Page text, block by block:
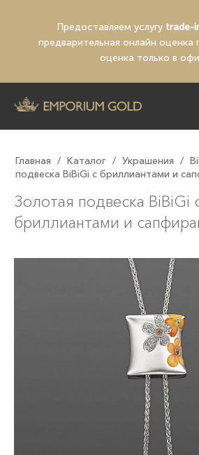
Предоставляем услугу trade-
предварительная онлайн оценка
оценка только в
Главная / Каталог / Украшения /
подвеска BiBiGi с бриллиантами и
Золотая подвеска BiBiGi
бриллиантами и